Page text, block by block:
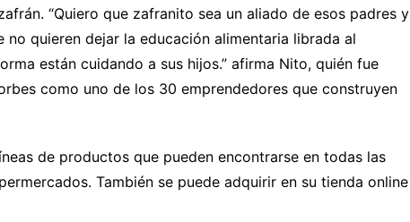
“Quiero que zafranito sea un aliado de esos padres y
quieren dejar la educación alimentaria librada al
están cuidando a sus hijos.” afirma Nito, quién fue
como uno de los 30 emprendedores que construyen
de productos que pueden encontrarse en todas las
También se puede adquirir en su tienda online